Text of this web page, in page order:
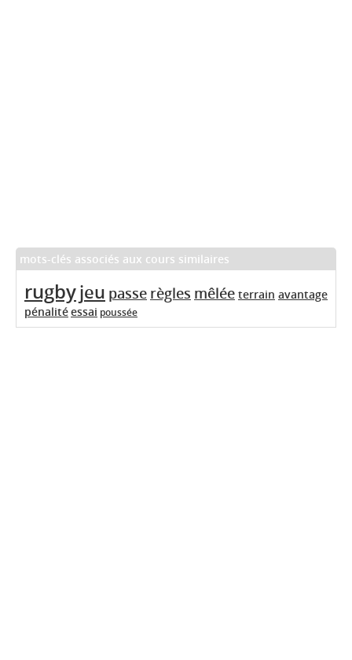
mots-clés associés aux cours similaires
rugbyjeu passe règles mêlée terrain avantage
pénalitéessai poussée